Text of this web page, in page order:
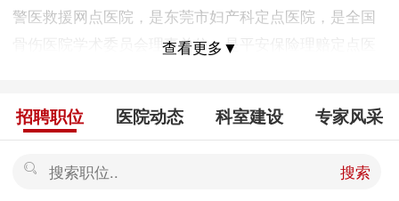
警医救援网点医院，是东莞市妇产科定点医院，是全国
骨伤医院学术委员会理事单位，是平安保险理赔定点医
集医疗、预防、保健、康复于一体的二级综合性医院。
段。医院总占地面积10000平方米，建筑面积达40000平
查看更多▼
招聘职位 医院动态 科室建设 专家风采
搜索